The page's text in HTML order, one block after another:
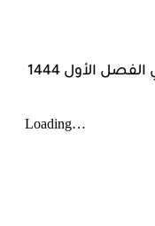
الأول 1444